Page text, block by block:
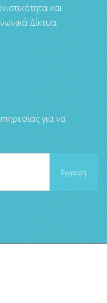
και
Δίκτυα
για να